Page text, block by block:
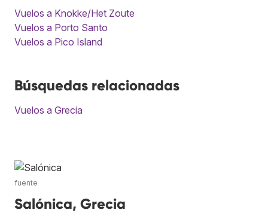
Vuelos a Knokke/Het Zoute
Vuelos a Porto Santo
Vuelos a Pico Island
Búsquedas relacionadas
Vuelos a Grecia
fuente
Salónica, Grecia